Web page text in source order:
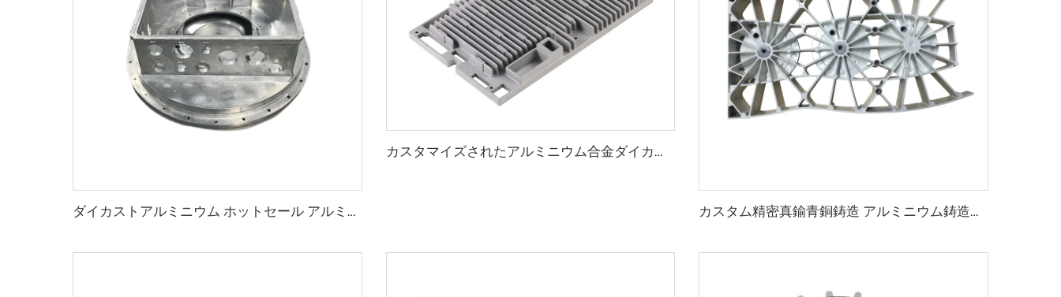
ダイカストアルミニウム ホットセール アルミニウムダイカスト部品
カスタマイズされたアルミニウム合金ダイカスト、カスタム鋳造アルミニウム部品
カスタム精密真鍮青銅鋳造 アルミニウム鋳造工場 ロストワックス鋳造サービス